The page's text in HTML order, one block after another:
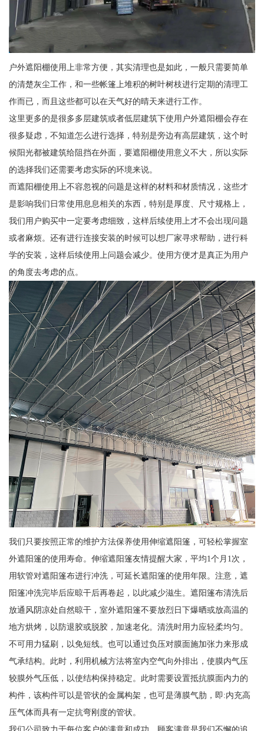
户外遮阳棚使用上非常方便，其实清理也是如此，一般只需要简单
的清楚灰尘工作，和一些帐篷上堆积的树叶树枝进行定期的清理工
作而已，而且这些都可以在天气好的晴天来进行工作。
这里更多的是很多多层建筑或者低层建筑下使用户外遮阳棚会存在
很多疑虑，不知道怎么进行选择，特别是旁边有高层建筑，这个时
候阳光都被建筑给阻挡在外面，要遮阳棚使用意义不大，所以实际
的选择我们还需要考虑实际的环境来说。
而遮阳棚使用上不容忽视的问题是这样的材料和材质情况，这些才
是影响我们日常使用息息相关的东西，特别是厚度、尺寸规格上，
我们用户购买中一定要考虑细致，这样后续使用上才不会出现问题
或者麻烦。还有进行连接安装的时候可以想厂家寻求帮助，进行科
学的安装，这样后续使用上问题会减少。使用方便才是真正为用户
的角度去考虑的点。
我们只要按照正常的维护方法保养使用伸缩遮阳篷，可轻松掌握室
外遮阳篷的使用寿命。伸缩遮阳篷友情提醒大家，平均1个月1次，
用软管对遮阳篷布进行冲洗，可延长遮阳篷的使用年限。注意，遮
阳篷冲洗完毕后应晾干后再卷起，以此减少滋生。遮阳篷布清洗后
放通风阴凉处自然晾干，室外遮阳篷不要放烈日下爆晒或放高温的
地方烘烤，以防退胶或脱胶，加速老化。清洗时用力应轻柔均匀。
不可用力猛刷，以免短线。也可以通过负压对膜面施加张力来形成
气承结构。此时，利用机械方法将室内空气向外排出，使膜内气压
较膜外气压低，以使结构保持稳定。此时需要设置抵抗膜面内力的
构件，该构件可以是管状的金属构架，也可是薄膜气肋，即:内充高
压气体而具有一定抗弯刚度的管状。
我们公司致力于每位客户的满意和成功，顾客满意是我们不懈的追